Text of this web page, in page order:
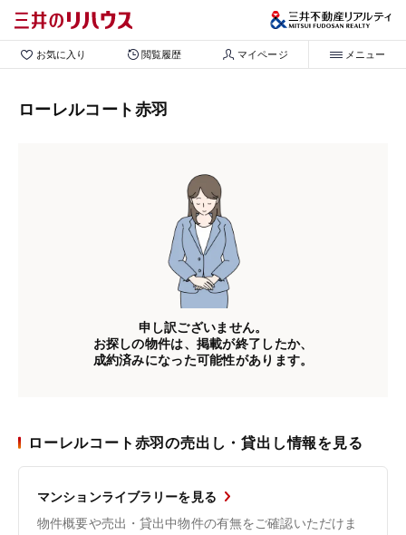
お気に入り 閲覧履歴 マイページ メニュー
ローレルコート赤羽
申し訳ございません。
お探しの物件は、掲載が終了したか、
成約済みになった可能性があります。
ローレルコート赤羽の売出し・貸出し情報を見る
マンションライブラリーを見る
物件概要や売出・貸出中物件の有無をご確認いただけま